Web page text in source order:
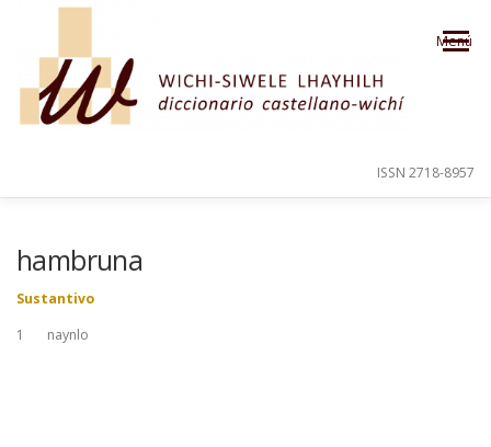
Saltar al contenido
Menú
ISSN 2718-8957
hambruna
Sustantivo
1 naynlo